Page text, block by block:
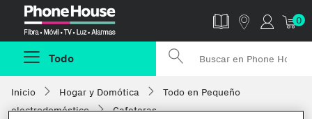
0
Todo
Inicio Hogar y Domótica
Todo en Pequeño
electrodoméstico
Cafeteras